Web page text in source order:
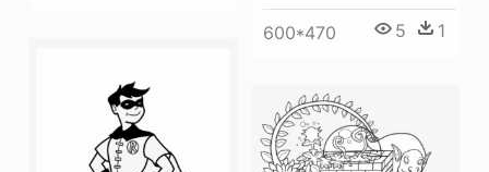
600*470 5 1